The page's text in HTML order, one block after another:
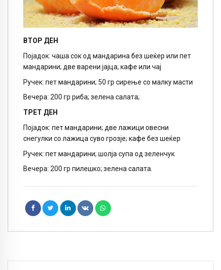
ВТОР ДЕН
Појадок: чаша сок од мандарина без шеќер или пет
мандарини; две варени јајца; кафе или чај
Ручек: пет мандарини; 50 гр сирење со малку масти
Вечера: 200 гр риба; зелена салата;
ТРЕТ ДЕН
Појадок: пет мандарини; две лажици овесни
снегулки со лажица суво грозје; кафе без шеќер
Ручек: пет мандарини; шолја супа од зеленчук
Вечера: 200 гр пилешко; зелена салата.